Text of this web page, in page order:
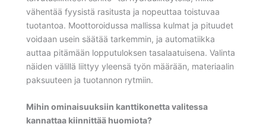
vähentää fyysistä rasitusta ja nopeuttaa toistuvaa
tuotantoa. Moottoroidussa mallissa kulmat ja pituudet
voidaan usein säätää tarkemmin, ja automatiikka
auttaa pitämään lopputuloksen tasalaatuisena. Valinta
näiden välillä liittyy yleensä työn määrään, materiaalin
paksuuteen ja tuotannon rytmiin.
Mihin ominaisuuksiin kanttikonetta valitessa
kannattaa kiinnittää huomiota?